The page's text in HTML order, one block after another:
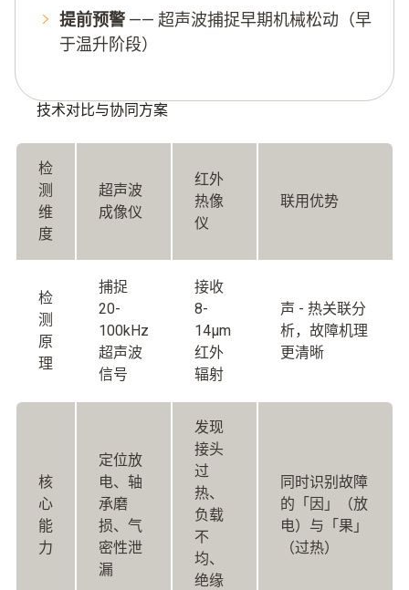
提前预警 —— 超声波捕捉早期机械松动（早
于温升阶段）
技术对比与协同方案
检
测
维
度
超声波
成像仪
红外
热像
仪
联用优势
检
测
原
理
捕捉
20-
100kHz
超声波
信号
接收
8-
14μm
红外
辐射
声 - 热关联分
析，故障机理
更清晰
核
心
能
力
定位放
电、轴
承磨
损、气
密性泄
漏
发现
接头
过
热、
负载
不
均、
绝缘
同时识别故障
的「因」（放
电）与「果」
（过热）